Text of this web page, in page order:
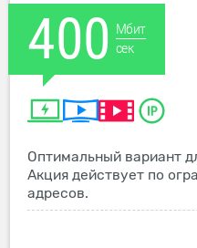
400 Мбит
сек
Оптимальный вариант
Акция действует по
адресов.